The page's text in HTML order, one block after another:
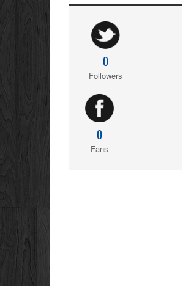
0
Followers
0
Fans